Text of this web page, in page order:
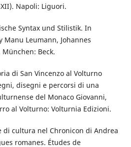
Napoli: Liguori.
Syntax und Stilistik. In
Manu Leumann, Johannes
Beck.
di San Vincenzo al Volturno
disegni e percorsi di una
del Monaco Giovanni,
al Volturno: Volturnia Edizioni.
di cultura nel Chronicon di Andrea
romanes. Études de